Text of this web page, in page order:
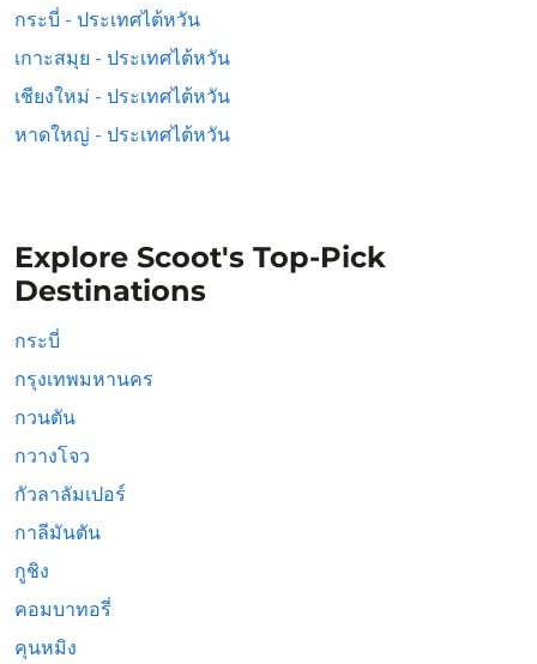
กระบี่ - ประเทศไต้หวัน
เกาะสมุย - ประเทศไต้หวัน
เชียงใหม่ - ประเทศไต้หวัน
หาดใหญ่ - ประเทศไต้หวัน
Explore Scoot's Top-Pick
Destinations
กระบี่
กรุงเทพมหานคร
กวนตัน
กวางโจว
กัวลาลัมเปอร์
กาลีมันตัน
กูชิง
คอมบาทอรี่
คุนหมิง